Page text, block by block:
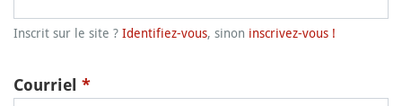
Inscrit sur le site ? Identifiez-vous, sinon inscrivez-vous !
Courriel *